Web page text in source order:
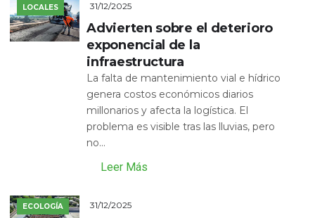
LOCALES 31/12/2025
Advierten sobre el deterioro
exponencial de la
infraestructura
La falta de mantenimiento vial e hídrico
genera costos económicos diarios
millonarios y afecta la logística. El
problema es visible tras las lluvias, pero
no...
Leer Más
ECOLOGÍA 31/12/2025